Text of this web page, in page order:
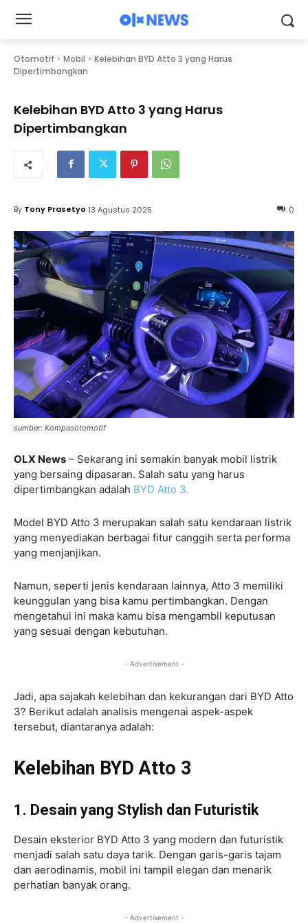
Otomotif Mobil
Kelebihan BYD Atto 3 yang Harus
Dipertimbangkan
Kelebihan BYD Atto 3 yang Harus
Dipertimbangkan
0
By Tony Prasetyo 13 Agustus 2025
sumber: Kompasotomotif
OLX News – Sekarang ini semakin banyak mobil listrik
yang bersaing dipasaran. Salah satu yang harus
dipertimbangkan adalah BYD Atto 3.
Model BYD Atto 3 merupakan salah satu kendaraan listrik
yang menyediakan berbagai fitur canggih serta performa
yang menjanjikan.
Namun, seperti jenis kendaraan lainnya, Atto 3 memiliki
keunggulan yang bisa kamu pertimbangkan. Dengan
mengetahui ini maka kamu bisa mengambil keputusan
yang sesuai dengan kebutuhan.
- Advertisement -
Jadi, apa sajakah kelebihan dan kekurangan dari BYD Atto
3? Berikut adalah analisis mengenai aspek-aspek
tersebut, diantaranya adalah:
Kelebihan BYD Atto 3
1. Desain yang Stylish dan Futuristik
Desain eksterior BYD Atto 3 yang modern dan futuristik
menjadi salah satu daya tarik. Dengan garis-garis tajam
dan aerodinamis, mobil ini tampil elegan dan menarik
perhatian banyak orang.
- Advertisement -